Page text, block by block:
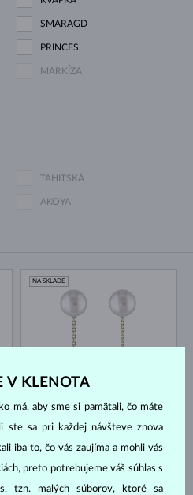
SMARAGD
PRINCES
MARKÍZA
TAHITSKÁ
AKOYA
ŽLTÉ ZLATO
DIAMANT LAB GROWN & PERLA
NA SKLADE
NA SKLADE
V KLENOTA
má, aby sme si pamätali, čo máte
ste sa pri každej návšteve znova
iba to, čo vás zaujíma a mohli vás
preto potrebujeme váš súhlas s
tzn. malých súborov, ktoré sa